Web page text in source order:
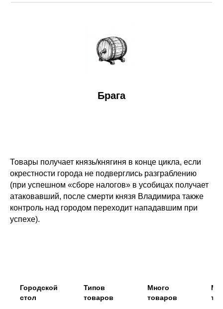
Брага
Товары получает князь/княгиня в конце цикла, если
окрестности города не подверглись разграблению
(при успешном «сборе налогов» в усобицах получает
атаковавший, после смерти князя Владимира также
контроль над городом переходит нападавшим при
успехе).
Городской
стол
Типов
товаров
Много
товаров